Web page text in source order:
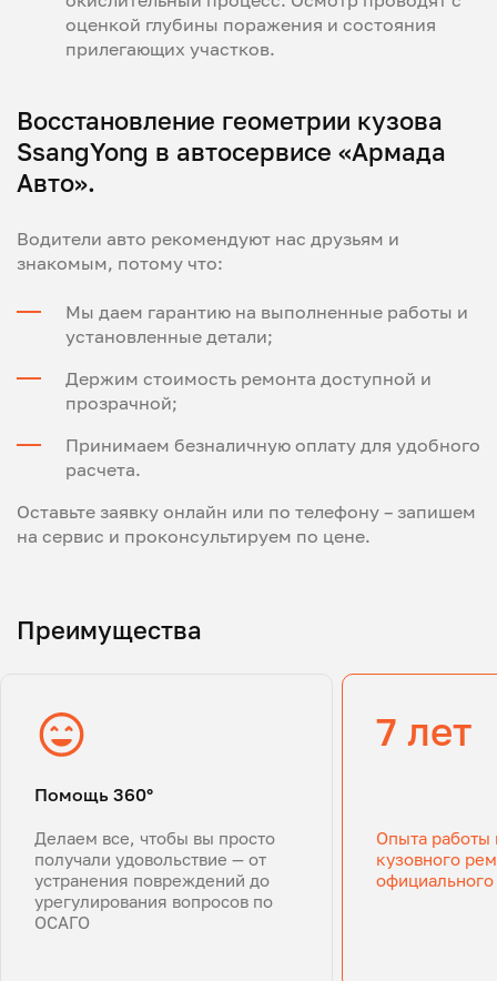
оценкой глубины поражения и состояния
прилегающих участков.
Восстановление геометрии кузова
SsangYong в автосервисе «Армада
Авто».
Водители авто рекомендуют нас друзьям и
знакомым, потому что:
Мы даем гарантию на выполненные работы и
установленные детали;
Держим стоимость ремонта доступной и
прозрачной;
Принимаем безналичную оплату для удобного
расчета.
Оставьте заявку онлайн или по телефону – запишем
на сервис и проконсультируем по цене.
Преимущества
Помощь 360°
Делаем все, чтобы вы просто
получали удовольствие — от
устранения повреждений до
урегулирования вопросов по
ОСАГО
7 лет
Опыта работы
кузовного